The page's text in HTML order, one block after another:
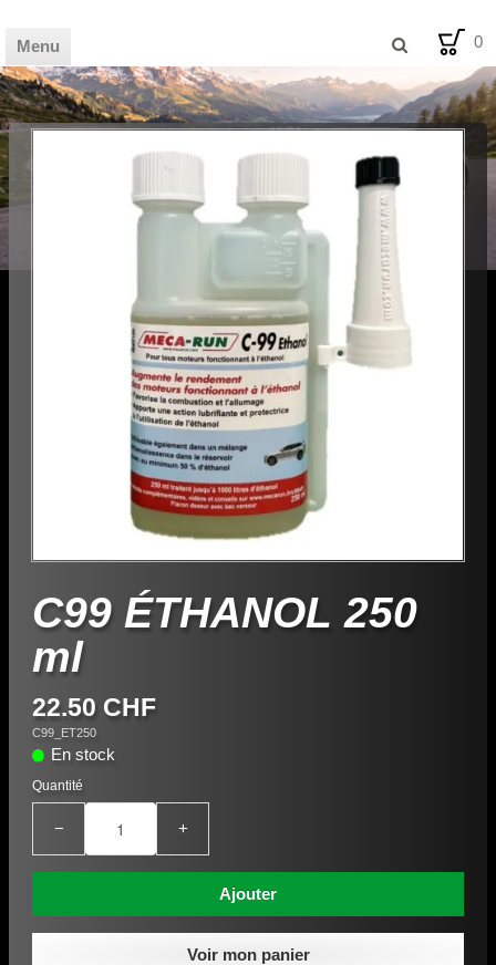
0
Menu
C99 ÉTHANOL 250
ml
22.50 CHF
C99_ET250
En stock
Quantité
− +
Ajouter
Voir mon panier